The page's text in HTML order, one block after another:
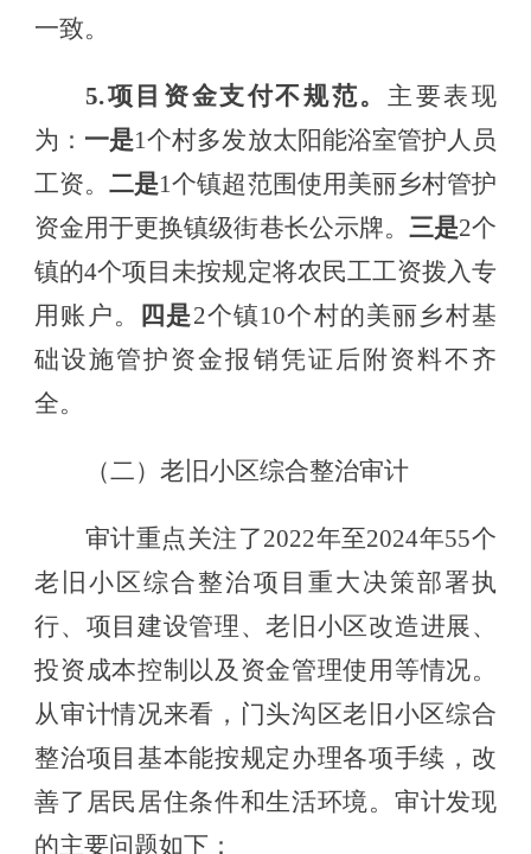
一致。
5.项目资金支付不规范。 主要表现
为： 一是1个村多发放太阳能浴室管护人员
工资。二是1个镇超范围使用美丽乡村管护
资金用于更换镇级街巷长公示牌。 三是2个
镇的4个项目未按规定将农民工工资拨入专
用 账户。 四是2个镇10个村的美丽乡村基
础设施管护资金报销凭证后附资料不齐
全。
（二） 老旧小区综合整治审计
审计重点关注了2022年至2024年55个
老旧小区综合整治项目 重大决策部署执
行、项目建设管理、老旧小区改造进展、
投资成本控制以及资金管理使用等情况。
从审计情况来看， 门头沟区老旧小区综合
整治项目 基本能按规定办理各项手续，改
善了居民居住条件和生活环境。 审计发现
的主要问题如下：